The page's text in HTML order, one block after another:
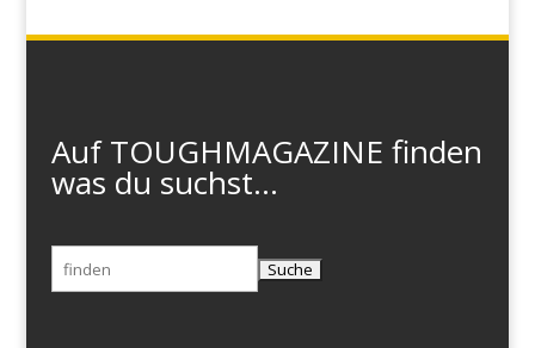
Auf TOUGHMAGAZINE finden
was du suchst...
Suchen
nach: